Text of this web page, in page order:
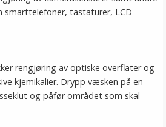
smarttelefoner, tastaturer, LCD-
rengjøring av optiske overflater og
kjemikalier. Drypp væsken på en
og påfør området som skal